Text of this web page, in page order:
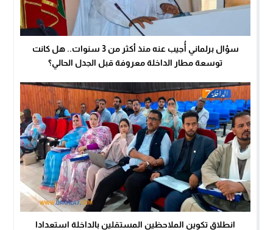
سؤال برلماني أُجيب عنه منذ أكثر من 3 سنوات.. هل كانت
توسعة مطار الداخلة معروفة قبل الجدل الحالي؟
انطلاق تكوين الملاحظين المستقلين بالداخلة استعدادا